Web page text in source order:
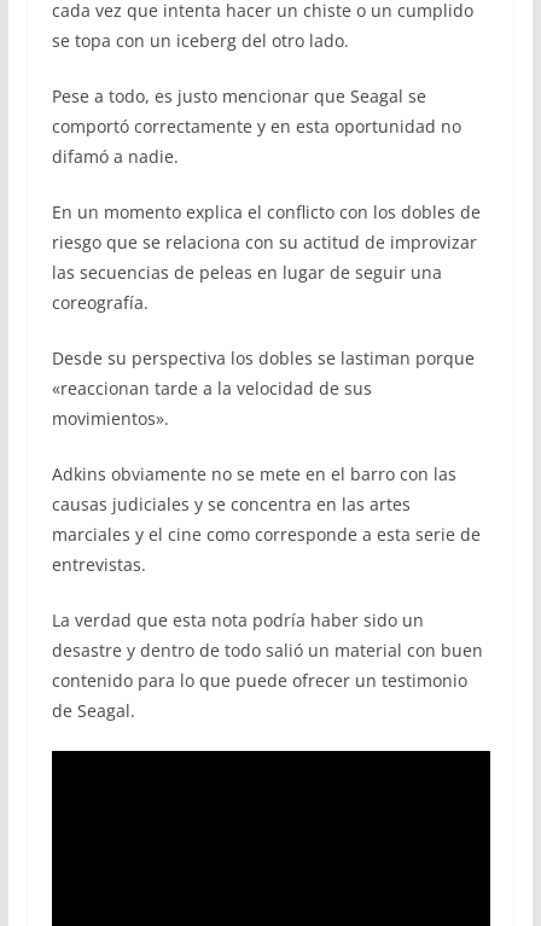
cada vez que intenta hacer un chiste o un cumplido
se topa con un iceberg del otro lado.
Pese a todo, es justo mencionar que Seagal se
comportó correctamente y en esta oportunidad no
difamó a nadie.
En un momento explica el conflicto con los dobles de
riesgo que se relaciona con su actitud de improvizar
las secuencias de peleas en lugar de seguir una
coreografía.
Desde su perspectiva los dobles se lastiman porque
«reaccionan tarde a la velocidad de sus
movimientos».
Adkins obviamente no se mete en el barro con las
causas judiciales y se concentra en las artes
marciales y el cine como corresponde a esta serie de
entrevistas.
La verdad que esta nota podría haber sido un
desastre y dentro de todo salió un material con buen
contenido para lo que puede ofrecer un testimonio
de Seagal.